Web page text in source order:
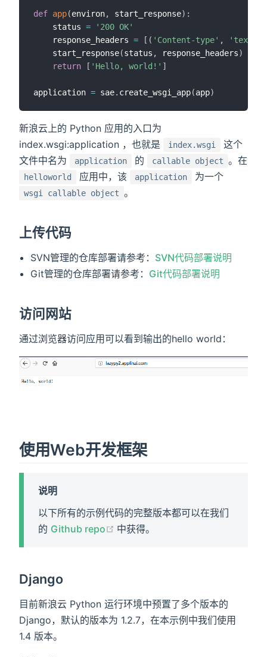
def app(environ, start_response) :
    status
=
'200 OK'
    response_headers
= [ ( 'Content-type' ,
'text/
    start_response
(status , response_headers)
return
[ 'Hello, world!' ]
application = sae. create_wsgi_app(app)
新浪云上的 Python 应用的入口为
index.wsgi:application ，也就是
index.wsgi
这个
文件中名为
application 的 callable object 。在
helloworld 应用中，该 application 为一个
wsgi callable object 。
上传代码
SVN管理的仓库部署请参考： SVN代码部署说明
Git管理的仓库部署请参考： Git代码部署说明
访问网站
通过浏览器访问应用可以看到输出的hello world：
使用Web开发框架
说明
以下所有的示例代码的完整版本都可以在我们
的 Github repo (opens new window)
中获得。
Django
目前新浪云 Python 运行环境中预置了多个版本的
Django，默认的版本为 1.2.7，在本示例中我们使用
1.4 版本。